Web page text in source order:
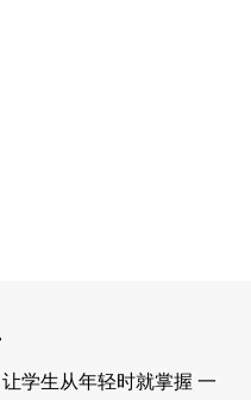
学生从年轻时就掌握 一